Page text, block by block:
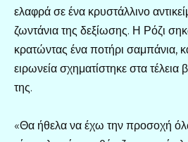
ελαφρά σε ένα κρυστάλλινο
ζωντάνια της δεξίωσης. Η Ρόζι
κρατώντας ένα ποτήρι σαμπάνια,
ειρωνεία σχηματίστηκε στα τέλεια
της.
«Θα ήθελα να έχω την προσοχή